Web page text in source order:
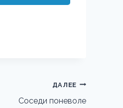
ДАЛЕЕ
Соседи поневоле